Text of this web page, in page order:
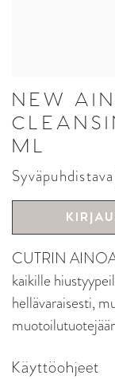
NEW
ML
CUTRIN AINOA
kaikille
hellävaraisesti,
Käyttöohjeet